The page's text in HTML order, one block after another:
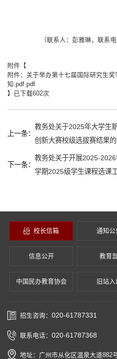
（联系人：彭雅琳，联系电话
附件【
附件：关于举办第十七届国际研究生
知.pdf.pdf
】已下载602次
上一条：
教务处关于2025年大学生
创新大赛校级选拔赛结果
下一条：
教务处关于开展2025-
学期2025级学生课程选课
校长信箱 通知公
信息公开 教育
中国民办教育协会 旧站入
招生咨询： 020-61787331
联系电话： 020-61787368
地址：广州市从化区温泉大道882